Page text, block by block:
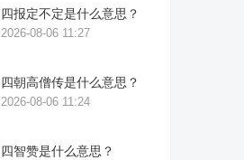
四报定不定是什么意思？
2026-08-06 11:27
四朝高僧传是什么意思？
2026-08-06 11:24
四智赞是什么意思？